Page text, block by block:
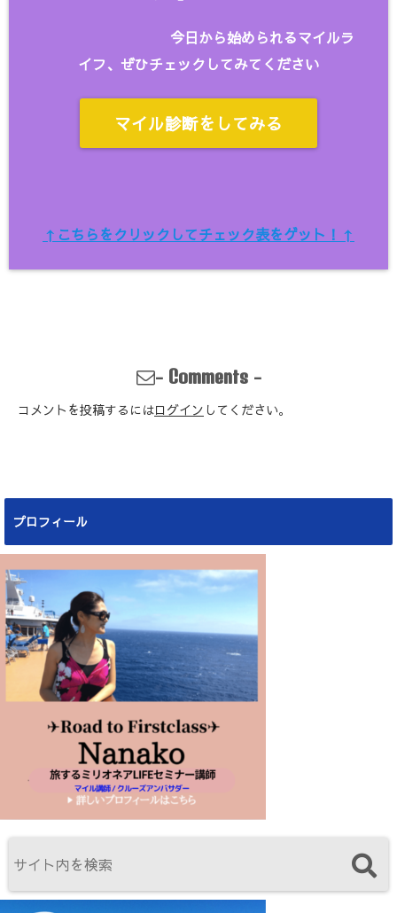
今日から始められるマイルラ
イフ、ぜひチェックしてみてください
マイル診断をしてみる
↑こちらをクリックしてチェック表をゲット！↑
- Comments-
コメントを投稿するにはログイン してください。
プロフィール